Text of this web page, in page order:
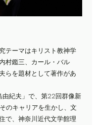
テーマはキリスト教神学
村鑑三、カール・バル
らを題材として著作があ
紀夫」で、第22回群像新
のキャリアを生かし、文
で、神奈川近代文学館理